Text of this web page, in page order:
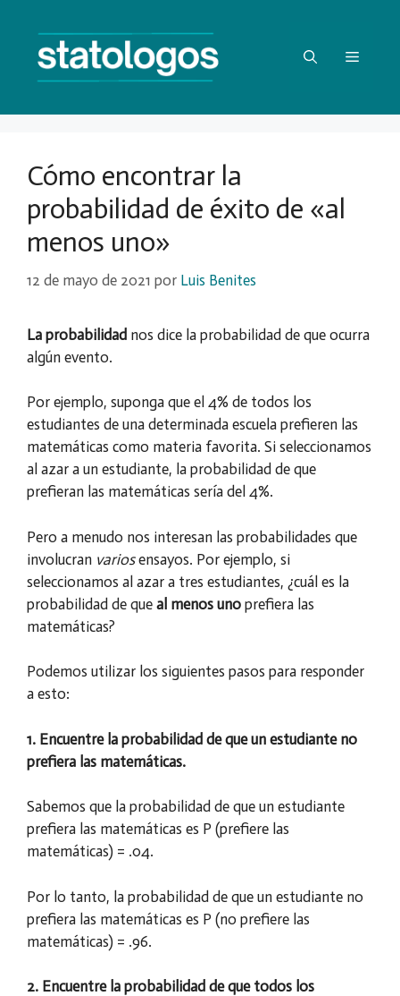
contenido
Menú
Cómo encontrar la
probabilidad de éxito de «al
menos uno»
12 de mayo de 2021 por Luis Benites
La probabilidad nos dice la probabilidad de que ocurra
algún evento.
Por ejemplo, suponga que el 4% de todos los
estudiantes de una determinada escuela prefieren las
matemáticas como materia favorita. Si seleccionamos
al azar a un estudiante, la probabilidad de que
prefieran las matemáticas sería del 4%.
Pero a menudo nos interesan las probabilidades que
involucran variosensayos. Por ejemplo, si
seleccionamos al azar a tres estudiantes, ¿cuál es la
probabilidad de que al menos uno prefiera las
matemáticas?
Podemos utilizar los siguientes pasos para responder
a esto:
1. Encuentre la probabilidad de que un estudiante no
prefiera las matemáticas.
Sabemos que la probabilidad de que un estudiante
prefiera las matemáticas es P (prefiere las
matemáticas) = ​​.04.
Por lo tanto, la probabilidad de que un estudiante no
prefiera las matemáticas es P (no prefiere las
matemáticas) = ​​.96.
2. Encuentre la probabilidad de que todos los